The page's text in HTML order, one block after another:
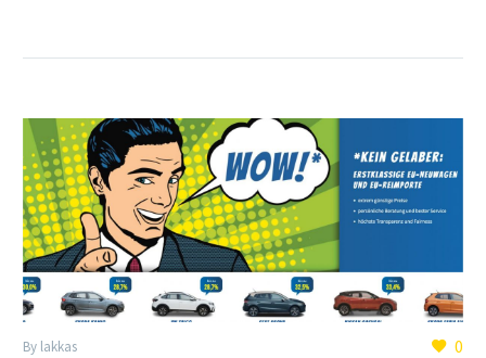
0
By lakkas